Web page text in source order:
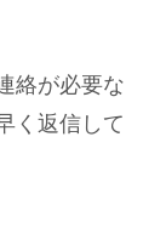
絡が必要な
く返信して